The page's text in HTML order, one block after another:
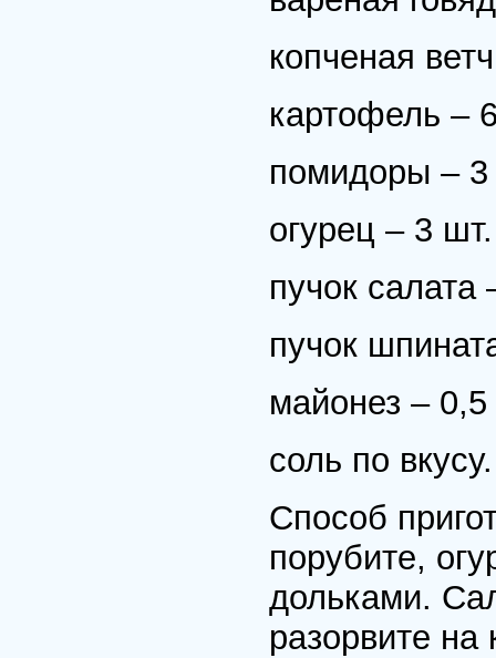
копченая
картофель –
помидоры –
огурец – 3
пучок салата
пучок
майонез – 0,5
соль по вкусу.
Способ
порубите,
дольками.
разорвите на